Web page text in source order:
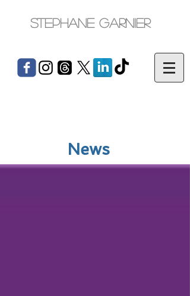
Stephane Garnier
News